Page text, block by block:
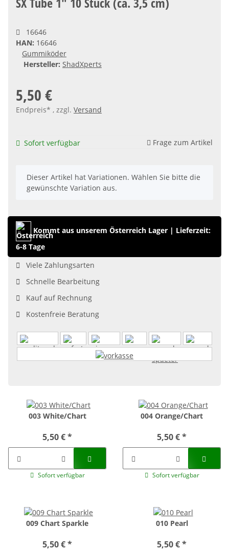
16646
HAN: 16646
Gummiköder
Hersteller: ShadXperts
5,50 €
Endpreis* , zzgl. Versand
Sofort verfügbar Frage zum Artikel
x
Dieser Artikel hat Variationen. Wählen Sie bitte die
gewünschte Variation aus.
Kommt aus unserem Österreich Lager | Lieferzeit:
6-8 Tage
Viele Zahlungsarten
Schnelle Bearbeitung
Kauf auf Rechnung
Kostenfreie Beratung
003 White/Chart
5,50 €*
Sofort verfügbar
004 Orange/Chart
5,50 €*
Sofort verfügbar
009 Chart Sparkle
5,50 €*
010 Pearl
5,50 €*